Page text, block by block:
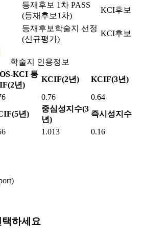
등재후보 1차 PASS
(등재후보1차)
KCI후보
등재후보학술지 선정
(신규평가)
KCI후보
학술지 인용정보
KCI 통
년)
KCIF(2년) KCIF(3년)
0.76
0.64
년)
중심성지수(3
년)
즉시성지수
1.013 0.16
하세요